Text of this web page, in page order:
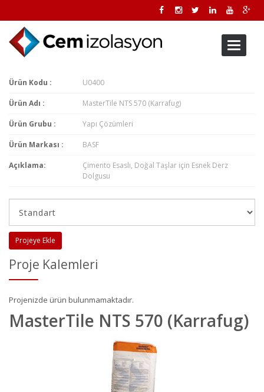
Toggle
Ürün Kodu : U0400
Ürün Adı : MasterTile NTS 570 (Karrafug)
Ürün Grubu : Yapı Çözümleri
Ürün Markası : BASF
Açıklama:
Çimento Esaslı, Doğal Taşlar için Esnek Derz
Dolgusu
Projeye Ekle
Proje Kalemleri
Projenizde ürün bulunmamaktadır.
MasterTile NTS 570 (Karrafug)